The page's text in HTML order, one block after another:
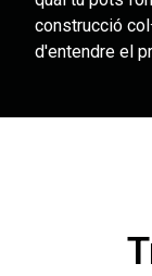
construcció
d'entendre el